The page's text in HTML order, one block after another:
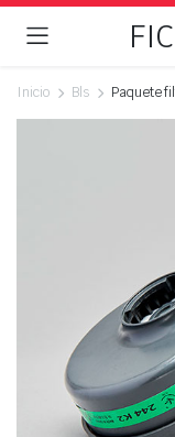
Inicio Bls Paquete